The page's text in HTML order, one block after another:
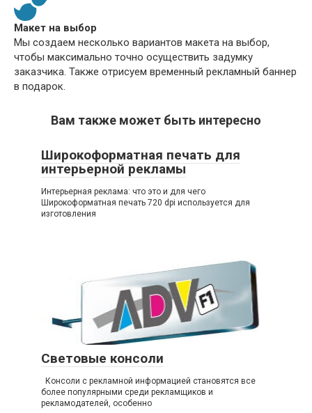
Макет на выбор
Мы создаем несколько вариантов макета на выбор,
чтобы максимально точно осуществить задумку
заказчика. Также отрисуем временный рекламный баннер
в подарок.
Вам также может быть интересно
Широкоформатная печать для
интерьерной рекламы
Интерьерная реклама: что это и для чего
Широкоформатная печать 720 dpi используется для
изготовления
Световые консоли
Консоли с рекламной информацией становятся все
более популярными среди рекламщиков и
рекламодателей, особенно